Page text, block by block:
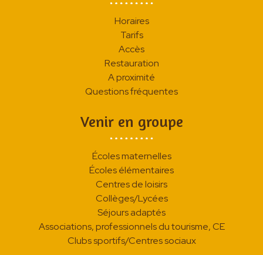
Horaires
Tarifs
Accès
Restauration
A proximité
Questions fréquentes
Venir en groupe
Écoles maternelles
Écoles élémentaires
Centres de loisirs
Collèges/Lycées
Séjours adaptés
Associations, professionnels du tourisme, CE
Clubs sportifs/Centres sociaux